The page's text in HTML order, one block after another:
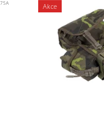
Akce